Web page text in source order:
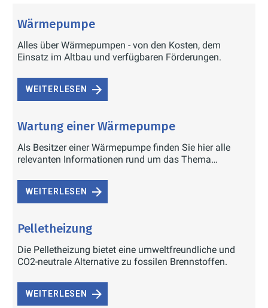
Wärmepumpe
Alles über Wärmepumpen - von den Kosten, dem
Einsatz im Altbau und verfügbaren Förderungen.
WEITERLESEN
Wartung einer Wärmepumpe
Als Besitzer einer Wärmepumpe finden Sie hier alle
relevanten Informationen rund um das Thema
WEITERLESEN
Pelletheizung
Die Pelletheizung bietet eine umweltfreundliche und
CO2-neutrale Alternative zu fossilen Brennstoffen.
WEITERLESEN